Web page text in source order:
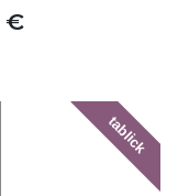
€
tablick